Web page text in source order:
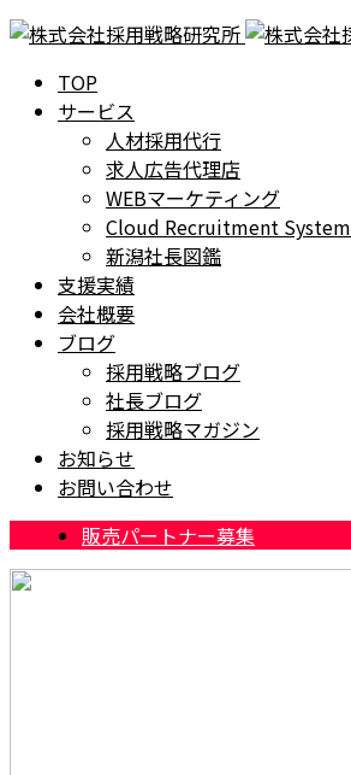
TOP
サービス
人材採用代行
求人広告代理店
WEBマーケティング
Cloud Recruitment System
新潟社長図鑑
支援実績
会社概要
ブログ
採用戦略ブログ
社長ブログ
採用戦略マガジン
お知らせ
お問い合わせ
販売パートナー募集